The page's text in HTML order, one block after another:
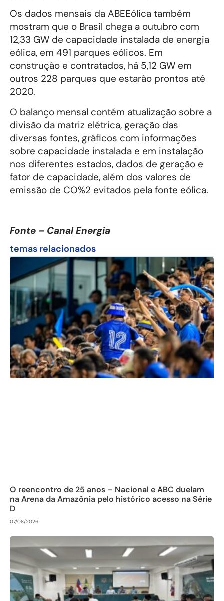
Os dados mensais da ABEEólica também
mostram que o Brasil chega a outubro com
12,33 GW de capacidade instalada de energia
eólica, em 491 parques eólicos. Em
construção e contratados, há 5,12 GW em
outros 228 parques que estarão prontos até
2020.
O balanço mensal contém atualização sobre a
divisão da matriz elétrica, geração das
diversas fontes, gráficos com informações
sobre capacidade instalada e em instalação
nos diferentes estados, dados de geração e
fator de capacidade, além dos valores de
emissão de CO%2 evitados pela fonte eólica.
Fonte – Canal Energia
temas relacionados
O reencontro de 25 anos – Nacional e ABC duelam
na Arena da Amazônia pelo histórico acesso na Série
D
07/08/2026